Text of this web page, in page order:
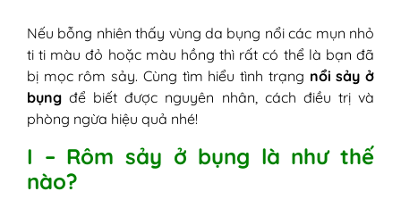
tắc
2. Đổ nhiều mồ hôi hơn bình thường
3. Mặc áo dày, chật, chất liệu không
thấm hút
4. Không chú ý vệ sinh vùng bụng
III - Dấu hiệu mọc rôm sảy ở bụng
Nếu bỗng nhiên thấy vùng da bụng nổi các mụn nhỏ
ti ti màu đỏ hoặc màu hồng thì rất có thể là bạn đã
bị mọc rôm sảy. Cùng tìm hiểu tình trạng nổi sảy ở
bụng để biết được nguyên nhân, cách điều trị và
phòng ngừa hiệu quả nhé!
I – Rôm sảy ở bụng là như thế
nào?